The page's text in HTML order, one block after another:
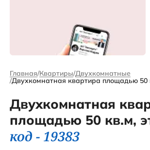
Главная Квартиры Двухкомнатные
Двухкомнатная квартира площадью 50
Двухкомнатная
площадью 50 кв.м,
код - 19383